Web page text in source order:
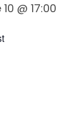
@ 17:00